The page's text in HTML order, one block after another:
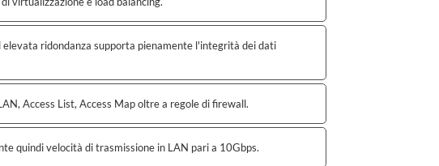
ridondanza supporta pienamente l'integrità dei dati
Access List, Access Map oltre a regole di firewall.
quindi velocità di trasmissione in LAN pari a 10Gbps.